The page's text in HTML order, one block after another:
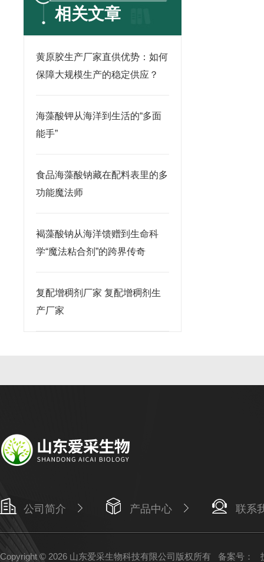
相关文章
黄原胶生产厂家直供优势：如何
保障大规模生产的稳定供应？
海藻酸钾从海洋到生活的“多面
能手”
食品海藻酸钠藏在配料表里的多
功能魔法师
褐藻酸钠从海洋馈赠到生命科
学“魔法粘合剂”的跨界传奇
复配增稠剂厂家 复配增稠剂生
产厂家
公司简介 产品中心 联系
Copyright © 2026 山东爱采生物科技有限公司版权所有 备案号：